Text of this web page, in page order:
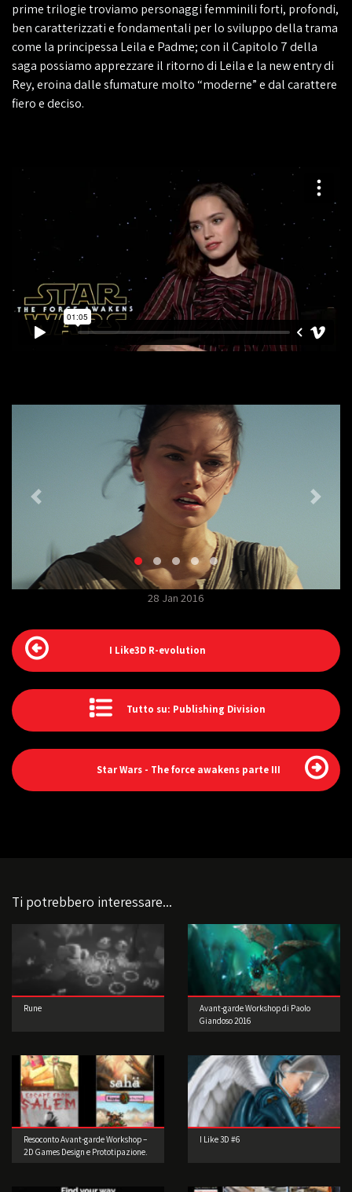
prime trilogie troviamo personaggi femminili forti, profondi,
ben caratterizzati e fondamentali per lo sviluppo della trama
come la principessa Leila e Padme; con il Capitolo 7 della
saga possiamo apprezzare il ritorno di Leila e la new entry di
Rey, eroina dalle sfumature molto “moderne” e dal carattere
fiero e deciso.
28 Jan 2016
I Like3D R-evolution
Tutto su: Publishing Division
Star Wars - The force awakens parte III
Ti potrebbero interessare...
Rune
Avant-garde Workshop di Paolo
Giandoso 2016
Resoconto Avant-garde Workshop –
2D Games Design e Prototipazione.
I Like 3D #6